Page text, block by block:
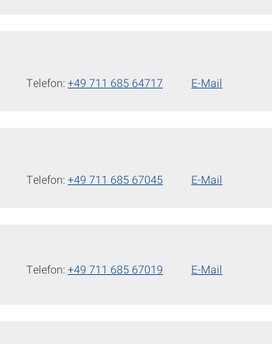
Telefon:+49 711 685 64717 E-Mail
Telefon:+49 711 685 67045 E-Mail
Telefon:+49 711 685 67019 E-Mail